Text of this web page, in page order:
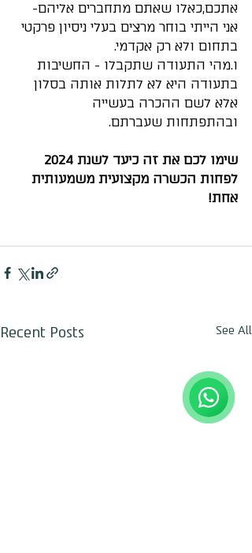
אתכם,כאלו שאתם מתחברים אליהם-
אני הייתי בוחר מרצים בעלי ניסיון פרקטי
בתחום ולא רק אקדמי.
ו.מהי התעודה שתקבלו - החשיבות
בתעודה היא לא לתלות אותה בסלון
אלא לשם ההכרה בעשייה
ובהתפתחות שעברתם.
שימו לכם את זה כיעד לשנת 2024
לפחות הכשרה מקצועית משמעותית
אחת!
Recent Posts See All חגי לביא